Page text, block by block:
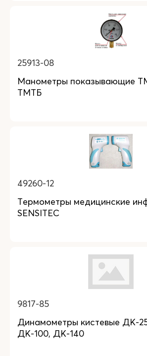
25913-08
Манометры показывающие
ТМТБ
49260-12
Термометры медицинские
SENSITEC
9817-85
Динамометры кистевые ДК-
ДК-100, ДК-140